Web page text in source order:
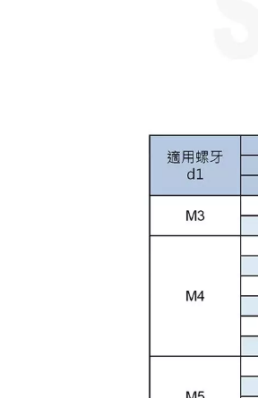
客制冲压件